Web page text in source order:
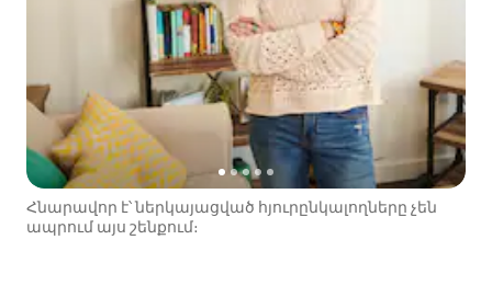
Հնարավոր է՝ ներկայացված հյուրընկալողները չեն
ապրում այս շենքում։